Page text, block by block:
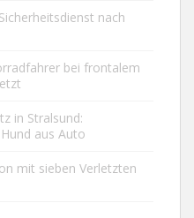
nach
bei frontalem
in Stralsund:
aus Auto
mit sieben Verletzten